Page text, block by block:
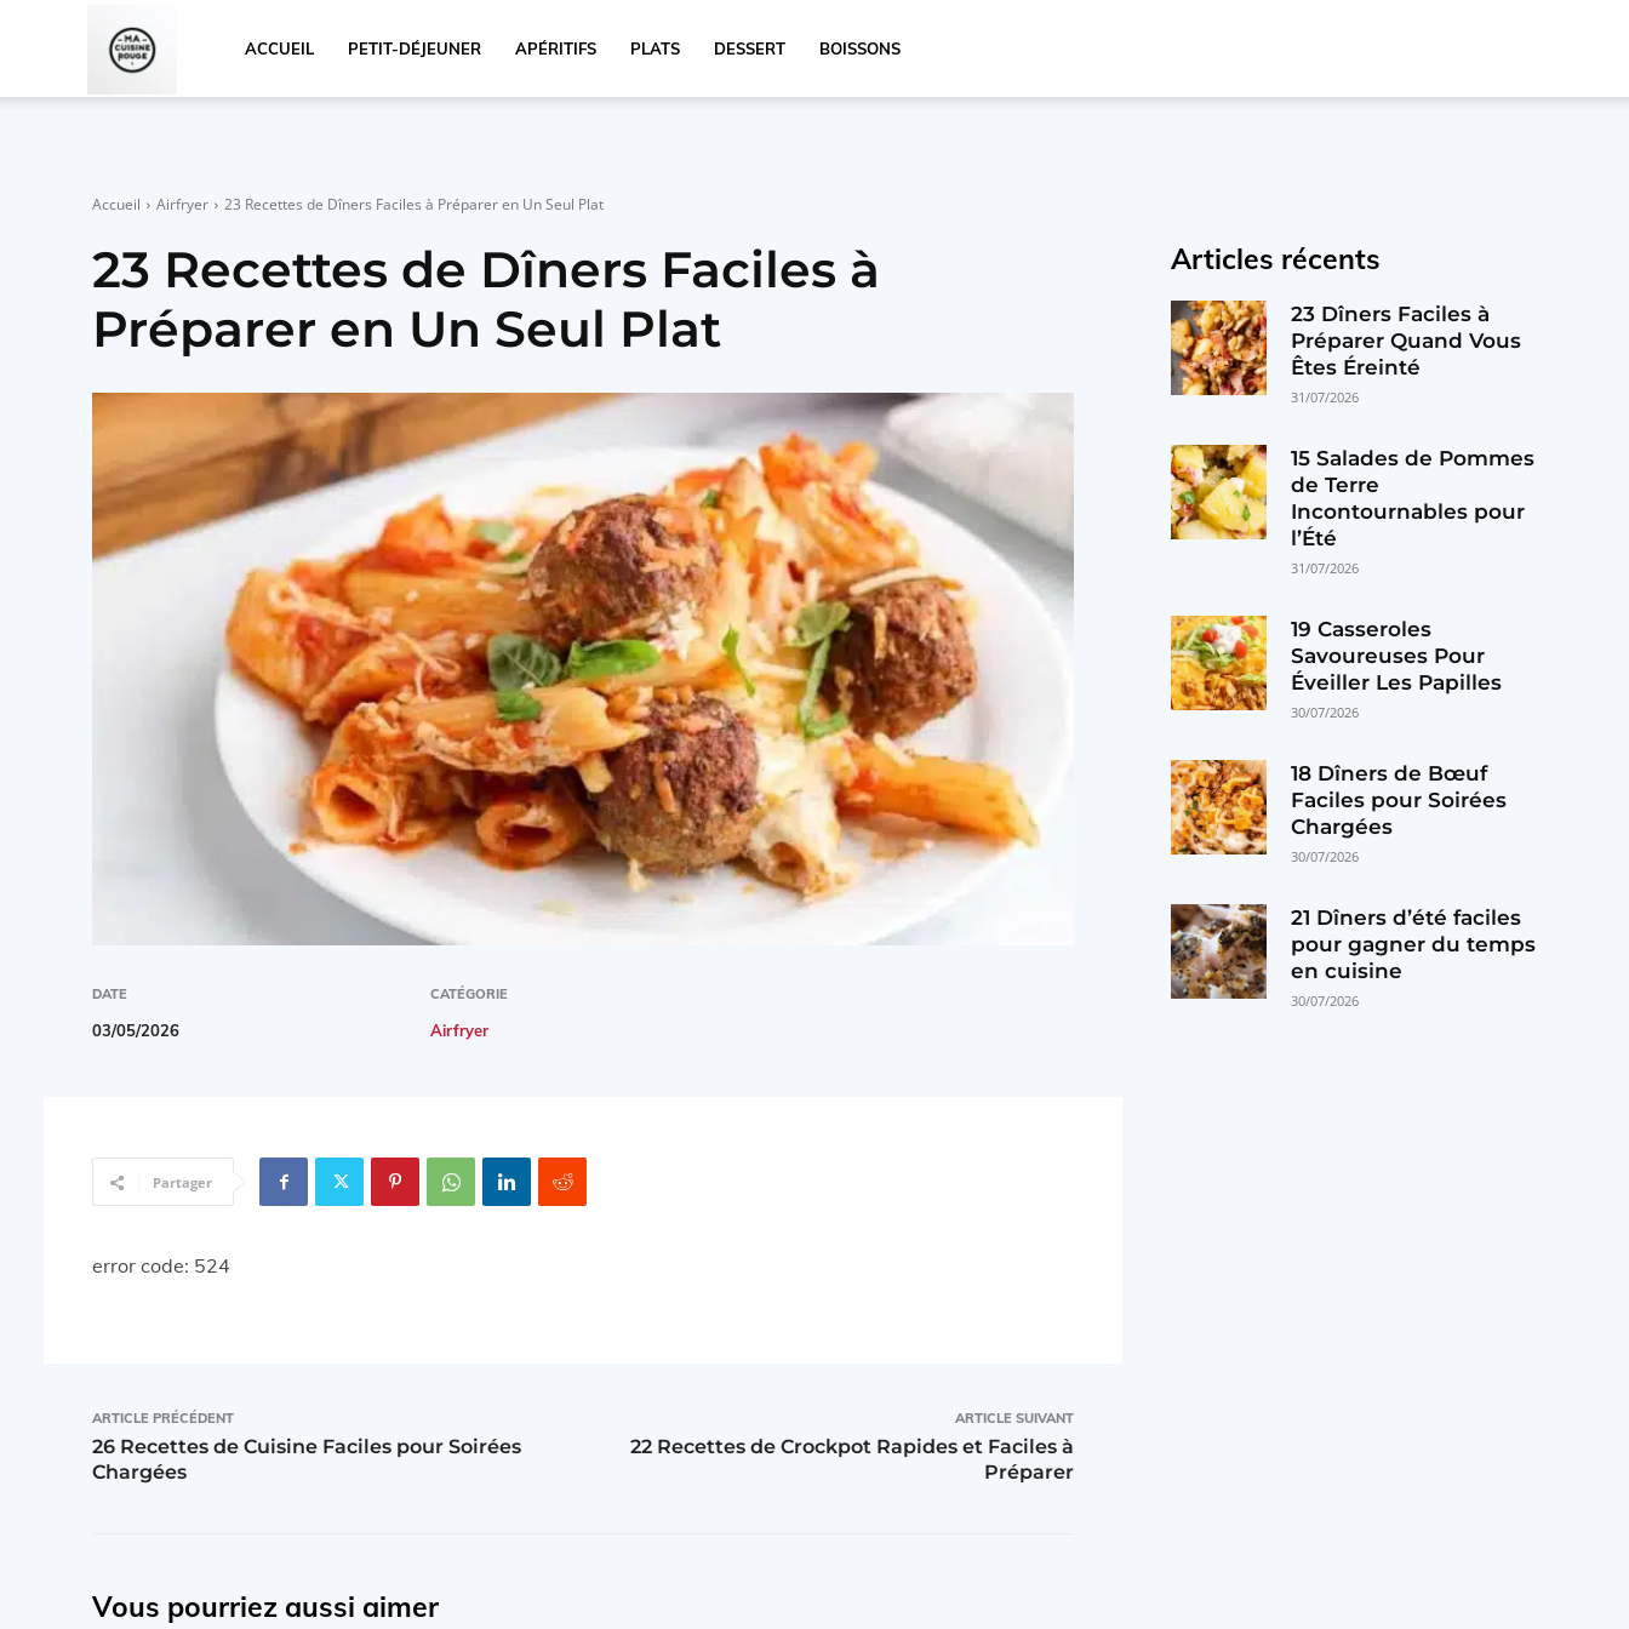
ACCUEIL PETIT-DÉJEUNER APÉRITIFS PLATS DESSERT BOISSONS
Accueil Airfryer 23 Recettes de Dîners Faciles à Préparer en Un Seul Plat
23 Recettes de Dîners Faciles à
Préparer en Un Seul Plat
DATE
03/05/2026
CATÉGORIE
Airfryer
Partager
error code: 524
ARTICLE PRÉCÉDENT
26 Recettes de Cuisine Faciles pour Soirées
Chargées
ARTICLE SUIVANT
22 Recettes de Crockpot Rapides et Faciles à
Préparer
Vous pourriez aussi aimer
Articles récents
23 Dîners Faciles à
Préparer Quand Vous
Êtes Éreinté
31/07/2026
15 Salades de Pommes
de Terre
Incontournables pour
l’Été
31/07/2026
19 Casseroles
Savoureuses Pour
Éveiller Les Papilles
30/07/2026
18 Dîners de Bœuf
Faciles pour Soirées
Chargées
30/07/2026
21 Dîners d’été faciles
pour gagner du temps
en cuisine
30/07/2026